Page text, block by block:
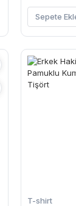
Sepete
T-shirt